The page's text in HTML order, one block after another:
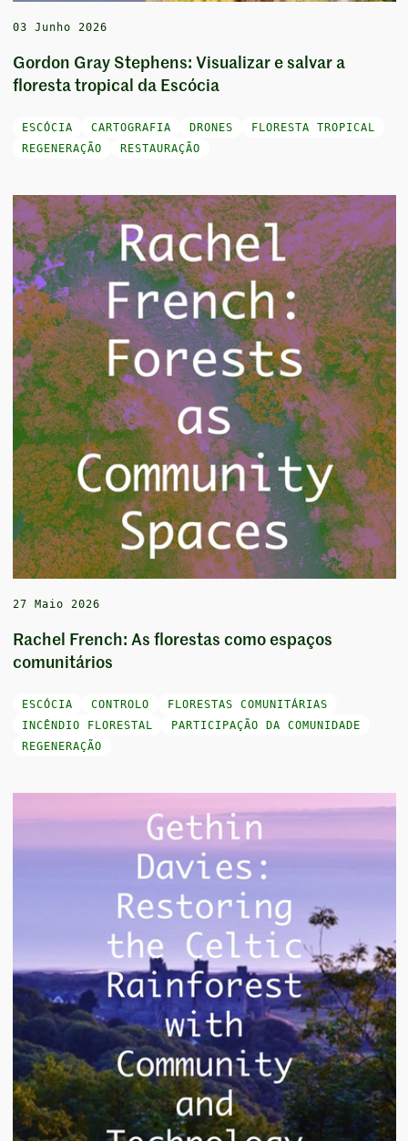
03 Junho 2026
Gordon Gray Stephens: Visualizar e salvar a
floresta tropical da Escócia
ESCÓCIA CARTOGRAFIA DRONES
FLORESTA TROPICAL
REGENERAÇÃO
RESTAURAÇÃO
27 Maio 2026
Rachel French: As florestas como espaços
comunitários
ESCÓCIA CONTROLO
FLORESTAS COMUNITÁRIAS
INCÊNDIO FLORESTAL
PARTICIPAÇÃO DA COMUNIDADE
REGENERAÇÃO